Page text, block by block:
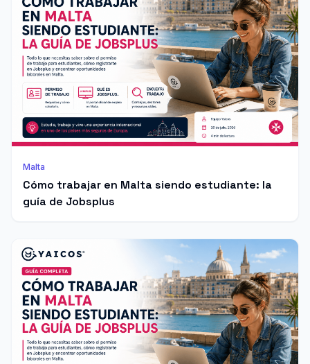
Malta
Cómo trabajar en Malta siendo estudiante: la
guía de Jobsplus